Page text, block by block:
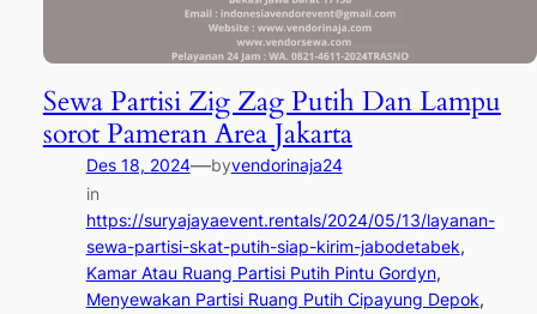
Sewa Partisi Zig Zag Putih Dan Lampu
sorot Pameran Area Jakarta
Des 18, 2024—byvendorinaja24
in
https://suryajayaevent.rentals/2024/05/13/layanan-
sewa-partisi-skat-putih-siap-kirim-jabodetabek
Kamar Atau Ruang Partisi Putih Pintu Gordyn
Menyewakan Partisi Ruang Putih Cipayung Depok